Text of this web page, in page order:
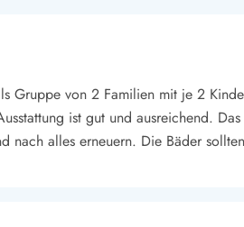
Gruppe von 2 Familien mit je 2
ist gut und ausreichend.
nach alles erneuern. Die Bäder